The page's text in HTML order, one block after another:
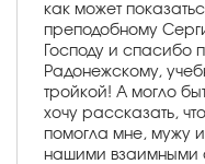
как может
преподобному
Господу и спасибо
Радонежскому,
тройкой! А могло
хочу рассказать,
помогла мне, мужу
нашими взаимными